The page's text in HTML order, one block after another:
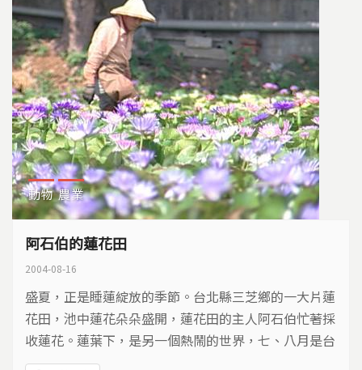
動物 農業
阿石伯的蓮花田
2004-08-16
盛夏，正是睡蓮綻放的季節。台北縣三芝鄉的一大片蓮
花田，池中蓮花朵朵盛開，蓮花田的主人阿石伯忙著採
收蓮花。蓮葉下，是另一個熱鬧的世界，七、八月是台
北赤蛙的繁殖期。多年來台北赤蛙與阿石伯一起仰賴這